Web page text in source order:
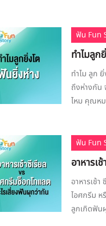
ฟัน Fun
ทำไมลูก
ทำไม ลูก
ถึงห่างกัน
ไหม คุณห
ฟัน Fun
อาหารเ
อาหารเช้า
ไอศกรีม ห
ลูกเกิดฟัน